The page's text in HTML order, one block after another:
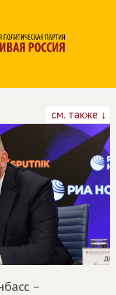
см. также ↓
–